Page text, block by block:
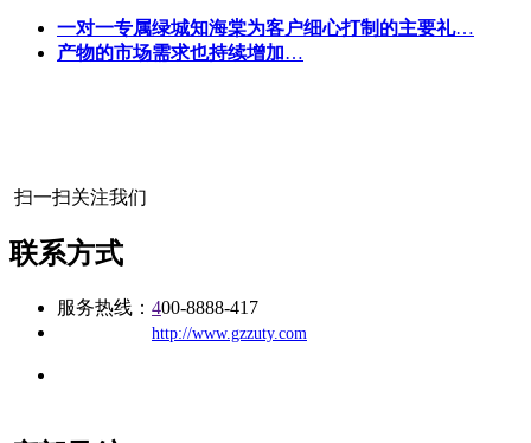
一对一专属绿城知海棠为客户细心打制的主要礼…
产物的市场需求也持续增加…
扫一扫关注我们
联系方式
服务热线： 400-8888-417
http://www.gzzuty.com